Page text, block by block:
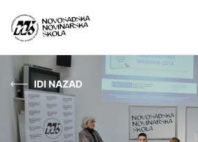
Aktuelnosti
O nama
IDI NAZAD